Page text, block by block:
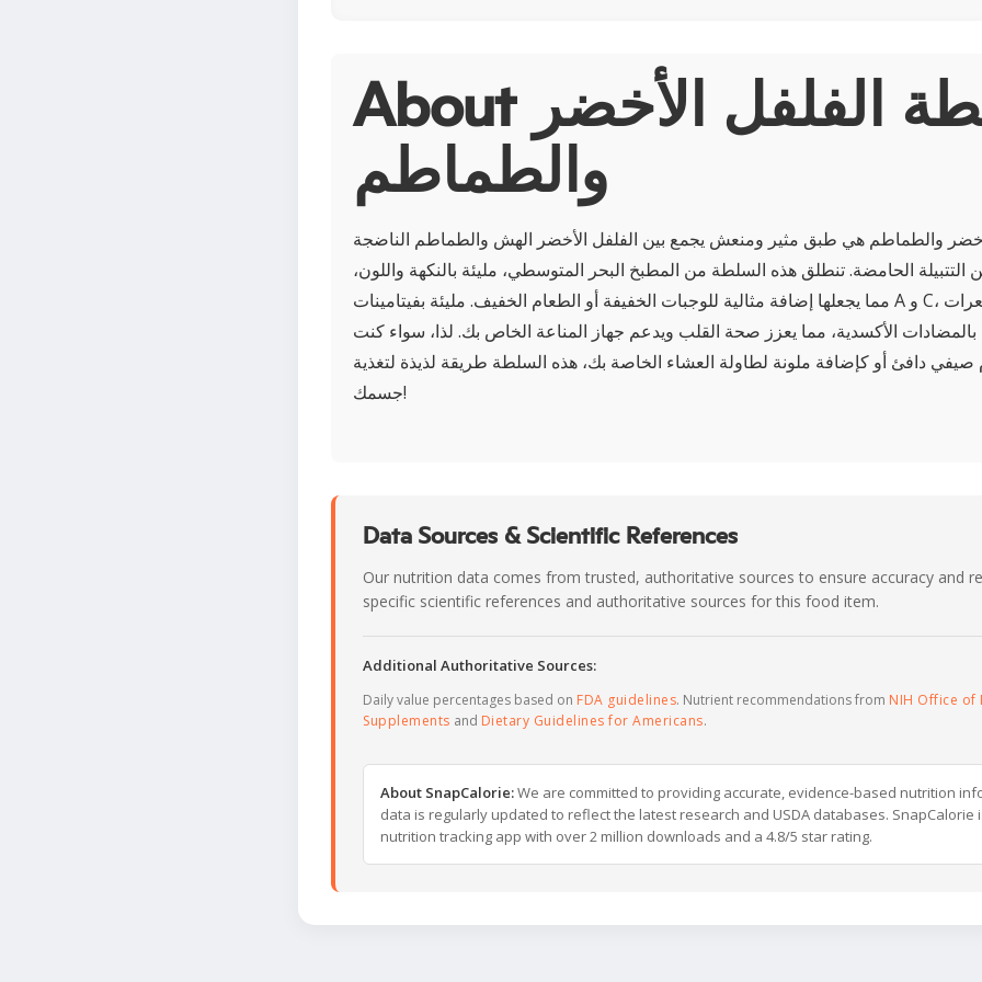
About سلطة الفلفل الأخضر
والطماطم
والطماطم هي طبق مثير ومنعش يجمع بين الفلفل الأخضر الهش والطماطم الناضجة
الحامضة. تنطلق هذه السلطة من المطبخ البحر المتوسطي، مليئة بالنكهة واللون،
مما يجعلها إضافة مثالية للوجبات الخفيفة أو الطعام الخفيف. مليئة بفيتامينات A و C، فهي قليلة السعرات
بالمضادات الأكسدية، مما يعزز صحة القلب ويدعم جهاز المناعة الخاص بك. لذا، سواء كنت
صيفي دافئ أو كإضافة ملونة لطاولة العشاء الخاصة بك، هذه السلطة طريقة لذيذة لتغذية
جسمك!
Data Sources & Scientific References
Our nutrition data comes from trusted, authoritative sources to ensure accuracy and
specific scientific references and authoritative sources for this food item.
Additional Authoritative Sources:
Daily value percentages based on FDA guidelines. Nutrient recommendations from NIH Office of
Supplements and Dietary Guidelines for Americans.
About SnapCalorie:We are committed to providing accurate, evidence-based nutrition
data is regularly updated to reflect the latest research and USDA databases. SnapCalorie
nutrition tracking app with over 2 million downloads and a 4.8/5 star rating.